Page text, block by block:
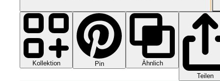
Kollektion Pin
Ähnlich
Teilen